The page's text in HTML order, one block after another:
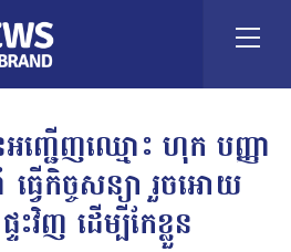
អញ្ជើញឈ្មោះ ហុក បញ្ញា
វើកិច្ចសន្យា រួចអោយ
វិញ ដើម្បីកែខ្លួន